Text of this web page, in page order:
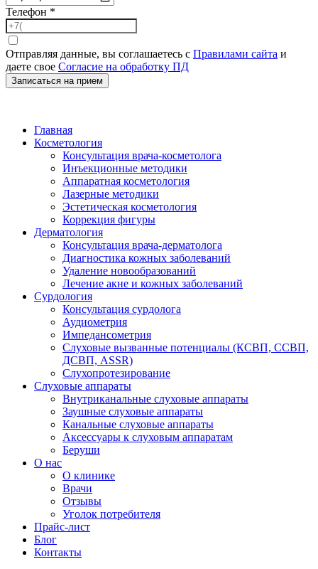
Телефон *
Отправляя данные, вы соглашаетесь с Правилами сайта и
даете свое Согласие на обработку ПД
Записаться на прием
Главная
Косметология
Консультация врача-косметолога
Инъекционные методики
Аппаратная косметология
Лазерные методики
Эстетическая косметология
Коррекция фигуры
Дерматология
Консультация врача-дерматолога
Диагностика кожных заболеваний
Удаление новообразований
Лечение акне и кожных заболеваний
Сурдология
Консультация сурдолога
Аудиометрия
Импедансометрия
Слуховые вызванные потенциалы (КСВП, ССВП,
ДСВП, ASSR)
Слухопротезирование
Слуховые аппараты
Внутриканальные слуховые аппараты
Заушные слуховые аппараты
Канальные слуховые аппараты
Аксессуары к слуховым аппаратам
Беруши
О нас
О клинике
Врачи
Отзывы
Уголок потребителя
Прайс-лист
Блог
Контакты